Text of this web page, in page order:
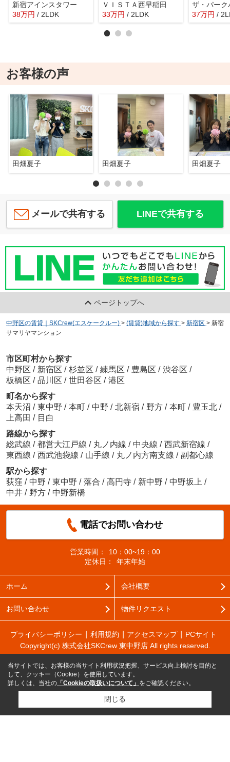
新宿アインスタワー
38万円 / 2LDK
ＶＩＳＴＡ西早稲田
33万円 / 2LDK 37万円 /
お客様の声
田畑夏子 田畑夏子 田畑夏子
メールで共有する LINEで共有する
ページトップへ
中野区の賃貸｜SKCrew(エスケークルー) > (賃貸)地域から探す > 新宿区 > 新宿
サマリヤマンション
市区町村から探す
中野区 / 新宿区 / 杉並区 / 練馬区 / 豊島区 / 渋谷区 /
板橋区 / 品川区 / 世田谷区 / 港区
町名から探す
本天沼 / 東中野 / 本町 / 中野 / 北新宿 / 野方 / 本町 / 豊玉北 /
上高田 / 目白
路線から探す
総武線 / 都営大江戸線 / 丸ノ内線 / 中央線 / 西武新宿線 /
東西線 / 西武池袋線 / 山手線 / 丸ノ内方南支線 / 副都心線
駅から探す
荻窪 / 中野 / 東中野 / 落合 / 高円寺 / 新中野 / 中野坂上 /
中井 / 野方 / 中野新橋
電話でお問い合わせ
営業時間：
10：00~19：00
定休日：
年末年始
ホーム 会社概要
お問い合わせ 物件リクエスト
プライバシーポリシー 利用規約 アクセスマップ
PCサイト
Copyright(c) 株式会社SKCrew 東中野店 All rights reserved.
当サイトでは、お客様の当サイト利用状況把握、サービス向上検討を目的と
して、クッキー（Cookie）を使用しています。
詳しくは、当社の 「Cookieの取扱いについて」 をご確認ください。
閉じる